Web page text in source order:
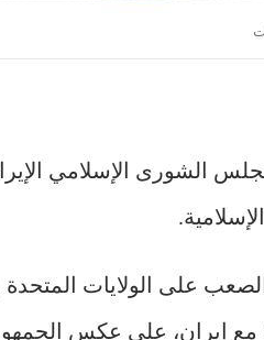
الشورى الإسلامي
على الولايات المتحدة
مع إيران، على عكس